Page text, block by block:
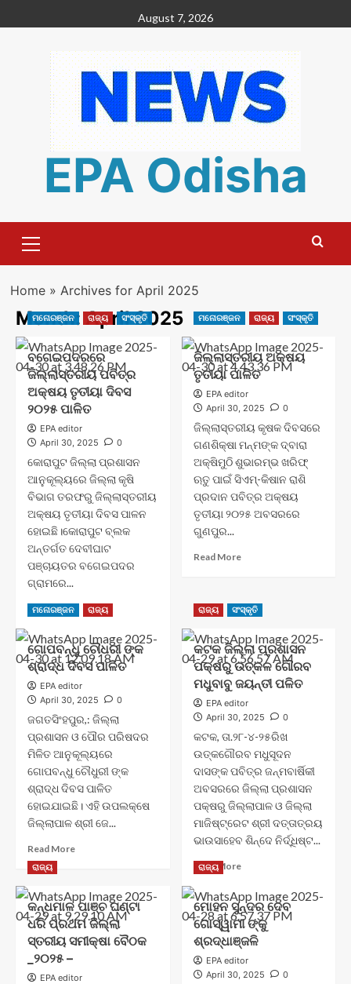
to
August 7, 2026
EPA Odisha
Menu
Home» Archives for April 2025
Month:April 2025
ମନୋରଞ୍ଜନ ରାଜ୍ୟ ସଂସ୍କୃତି
ବଗେଇପଦରରେ
ଜିଲ୍ଲାସ୍ତରୀୟ ପବିତ୍ର
ଅକ୍ଷୟ ତୃତୀୟା ଦିବସ
୨୦୨୫ ପାଳିତ
EPA editor
April 30, 2025
0
କୋରାପୁଟ ଜିଲ୍ଲା ପ୍ରଶାସନ
ଆନୁକୂଲ୍ୟରେ ଜିଲ୍ଲା କୃଷି
ବିଭାଗ ତରଫରୁ ଜିଲ୍ଲାସ୍ତରୀୟ
ଅକ୍ଷୟ ତୃତୀୟା ଦିବସ ପାଳନ
ହୋଇଛି।କୋରାପୁଟ ବ୍ଲକ
ଅନ୍ତର୍ଗତ ଦେବୀଘାଟ
ପଞ୍ଚାୟତର ବଗେଇପଦର
ଗ୍ରାମରେ...
Read MoreRead
about
ବଗେଇପଦରରେ
ଜିଲ୍ଲାସ୍ତରୀୟ
ଅକ୍ଷୟ
ଦିବସ
୨୦୨୫
ପାଳିତ
ମନୋରଞ୍ଜନ ରାଜ୍ୟ ସଂସ୍କୃତି
ଜିଲ୍ଲାସ୍ତରୀୟ ଅକ୍ଷୟ
ତୃତୀୟା ପାଳିତ
EPA editor
April 30, 2025
0
ଜିଲ୍ଲାସ୍ତରୀୟ କୃଷକ ଦିବସରେ
ଗଣଶିକ୍ଷା ମନ୍ମଙ୍କ ଦ୍ବାରା
ଅକ୍ଷିମୁଠି ଶୁଭାରମ୍ଭ ଖରିଫ୍
ଋତୁ ପାଇଁ ସିଏମ୍-କିଷାନ ରାଶି
ପ୍ରଦାନ ପବିତ୍ର ଅକ୍ଷୟ
ତୃତୀୟା ୨୦୨୫ ଅବସରରେ
ଗୁଣପୁର...
Read MoreRead
ଅକ୍ଷୟ
ପାଳିତ
ମନୋରଞ୍ଜନ ରାଜ୍ୟ
ଗୋପବନ୍ଧୁ ଚୌଧରୀ ଙ୍କ
ଶ୍ରାଦ୍ଧ ଦିବସ ପାଳିତ
EPA editor
April 30, 2025
0
ଜଗତସିଂହପୁର,: ଜିଲ୍ଲା
ପ୍ରଶାସନ ଓ ପୌର ପରିଷଦର
ମିଳିତ ଆନୁକୂଲ୍ୟରେ
ଗୋପବନ୍ଧୁ ଚୌଧୁରୀ ଙ୍କ
ଶ୍ରାଦ୍ଧ ଦିବସ ପାଳିତ
ହୋଇଯାଇଛି। ଏହି ଉପଲକ୍ଷେ
ଜିଲ୍ଲାପାଳ ଶ୍ରୀ ଜେ...
Read MoreRead
ଗୋପବନ୍ଧୁ
ଚୌଧରୀ
ଙ୍କ
ଶ୍ରାଦ୍ଧ
ରାଜ୍ୟ ସଂସ୍କୃତି
କଟକ ଜିଲ୍ଲା ପ୍ରଶାସନ
ପକ୍ଷରୁ ଉତ୍କଳ ଗୌରବ
ମଧୁବାବୁ ଜୟନ୍ତୀ ପଳିତ
EPA editor
April 30, 2025
0
କଟକ, ତା.୨୮-୪-୨୫ରିଖ
ଉତ୍କଗୌରବ ମଧୁସୂଦନ
ଦାସଙ୍କ ପବିତ୍ର ଜନ୍ମବାର୍ଷିକୀ
ଅବସରରେ ଜିଲ୍ଲା ପ୍ରଶାସନ
ପକ୍ଷରୁ ଜିଲ୍ଲାପାଳ ଓ ଜିଲ୍ଲା
ମାଜିଷ୍ଟ୍ରେଟ ଶ୍ରୀ ଦତ୍ତାତ୍ରୟ
ଭାଉସାହେବ ଶିନ୍ଦେ ନିର୍ଦ୍ଧିଷ୍ଟ...
Read MoreRead
about
କଟକ
ଜିଲ୍ଲା
ପ୍ରଶାସନ
ପକ୍ଷରୁ
ରାଜ୍ୟ
କନ୍ଧମାଳ ପାଞ୍ଚ ଘଣ୍ଟା
ଧରି ପ୍ରଥମ ଜିଲ୍ଲା
ସ୍ତରୀୟ ସମୀକ୍ଷା ବୈଠକ
_୨୦୨୫ –
EPA editor
ରାଜ୍ୟ
ମୋହନ ସୁନ୍ଦର ଦେବ
ଗୋସ୍ୱାମୀ ଙ୍କୁ
ଶ୍ରଦ୍ଧାଞ୍ଜଳି
EPA editor
April 30, 2025
0